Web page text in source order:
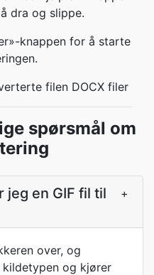
dra og slippe.
knappen for å starte
filen DOCX filer
spørsmål om
en GIF fil til
+
over, og
og kjører